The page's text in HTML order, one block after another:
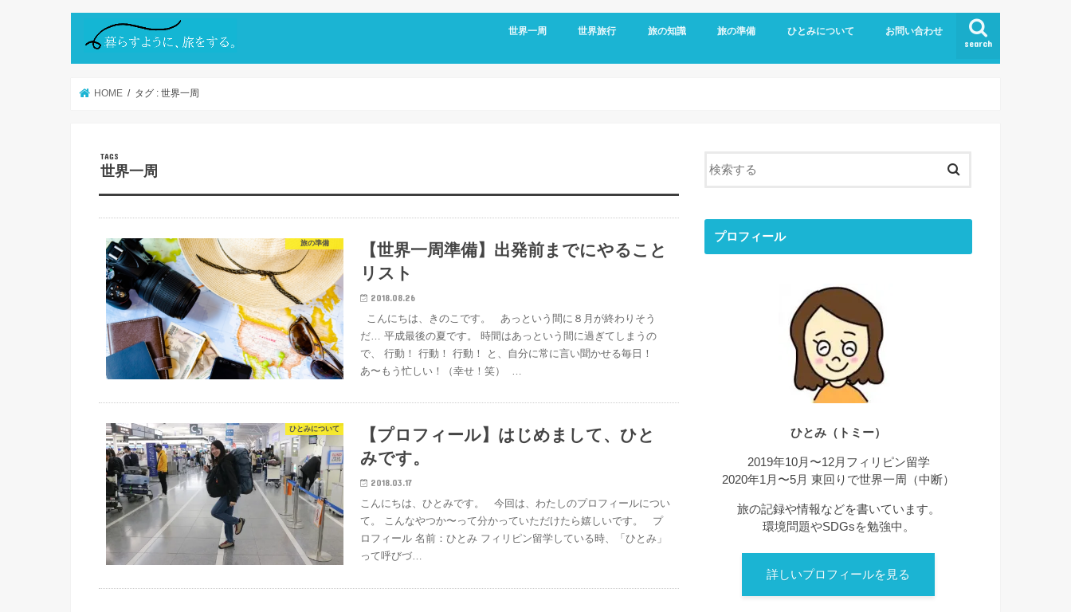
search
世界一周
アメリカ
メキシコ
キューバ
コロンビア
エクアドル
世界旅行
オーストラリア
台湾
フィリピン
日本
旅の知識
移動情報
国境情報
国別情報
帰国後
旅の準備
旅の持ち物
留学
お金のはなし
ひとみについて
ブログについて
ひとりごと
ひとみの「おすすめ」
最近のできごと
目標と結果
コミュニケーション
ミニマリスト
エシカル
お問い合わせ
HOME タグ : 世界一周
世界一周
旅の準備
【世界一周準備】出発前までにやること
リスト
2018.08.26
こんにちは、きのこです。 あっという間に８月が終わりそう
だ… 平成最後の夏です。 時間はあっという間に過ぎてしまうの
で、 行動！ 行動！ 行動！ と、自分に常に言い聞かせる毎日！
あ〜もう忙しい！（幸せ！笑） …
ひとみについて
【プロフィール】はじめまして、ひと
みです。
2018.03.17
こんにちは、ひとみです。 今回は、わたしのプロフィールについ
て。 こんなやつか〜って分かっていただけたら嬉しいです。 プ
ロフィール 名前：ひとみ フィリピン留学している時、「ひとみ」
って呼びづ…
プロフィール
ひとみ（トミー）
2019年10月〜12月フィリピン留学
2020年1月〜5月 東回りで世界一周（中断）
旅の記録や情報などを書いています。
環境問題やSDGsを勉強中。
詳しいプロフィールを見る